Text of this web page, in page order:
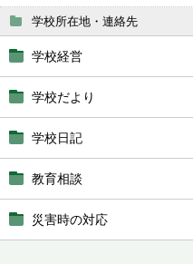
学校所在地・連絡先
学校経営
学校だより
学校日記
教育相談
災害時の対応